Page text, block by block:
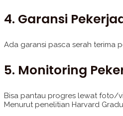
4. Garansi
Ada garansi pasca serah terima
5. Monitoring
Bisa pantau progres lewat foto/
Menurut penelitian Harvard